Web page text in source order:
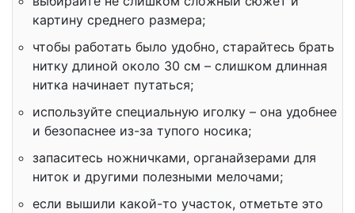
картину среднего размера;
чтобы работать было удобно, старайтесь брать
нитку длиной около 30 см – слишком длинная
нитка начинает путаться;
используйте специальную иголку – она удобнее
и безопаснее из-за тупого носика;
запаситесь ножничками, органайзерами для
ниток и другими полезными мелочами;
если вышили какой-то участок, отметьте это